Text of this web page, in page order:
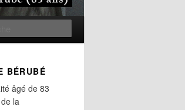
BÉRUBÉ
âgé de 83
la